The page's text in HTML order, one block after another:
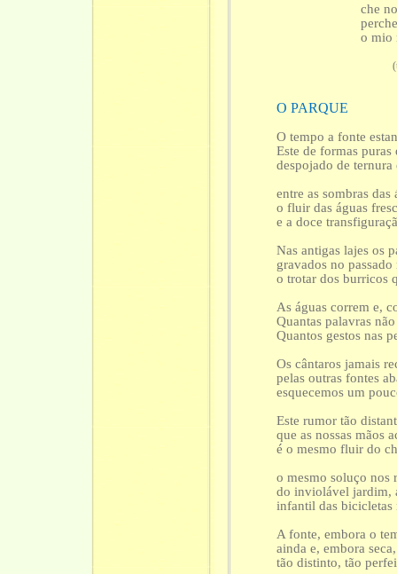
che
o mio
O PARQUE
O tempo a fonte
Este de formas puras
despojado de
entre as sombras
o fluir das águas
e a doce
Nas antigas lajes os
gravados no
o trotar dos burricos
As águas correm e,
Quantas palavras
Quantos gestos nas
Os cântaros jamais
pelas outras fontes
esquecemos um
Este rumor tão
que as nossas mãos
é o mesmo fluir do
o mesmo soluço nos
do inviolável jardim,
infantil das bicicletas
A fonte, embora o
ainda e, embora
tão distinto, tão